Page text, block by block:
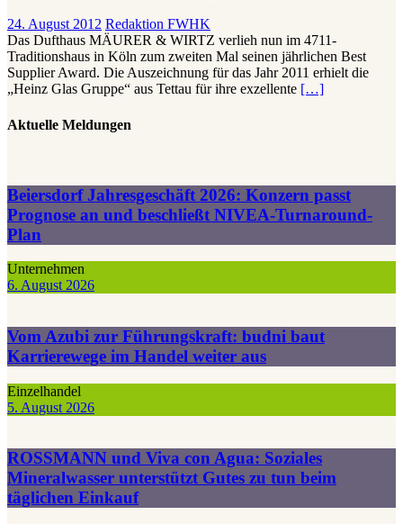
24. August 2012 Redaktion FWHK
Das Dufthaus MÄURER & WIRTZ verlieh nun im 4711-
Traditionshaus in Köln zum zweiten Mal seinen jährlichen Best
Supplier Award. Die Auszeichnung für das Jahr 2011 erhielt die
„Heinz Glas Gruppe“ aus Tettau für ihre exzellente […]
Aktuelle Meldungen
Beiersdorf Jahresgeschäft 2026: Konzern passt
Prognose an und beschließt NIVEA-Turnaround-
Plan
Unternehmen
6. August 2026
Vom Azubi zur Führungskraft: budni baut
Karrierewege im Handel weiter aus
Einzelhandel
5. August 2026
ROSSMANN und Viva con Agua: Soziales
Mineralwasser unterstützt Gutes zu tun beim
täglichen Einkauf